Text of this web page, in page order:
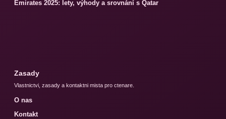
Emirates 2025: lety, výhody a srovnání s Qatar
Zasady
Vlastnictvi, zasady a kontaktni mista pro ctenare.
O nas
Kontakt